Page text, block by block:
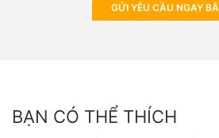
GỬI YÊU CẦU NGAY
BẠN CÓ THỂ THÍCH